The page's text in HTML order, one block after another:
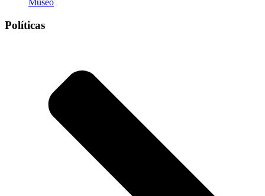
Museo
Políticas